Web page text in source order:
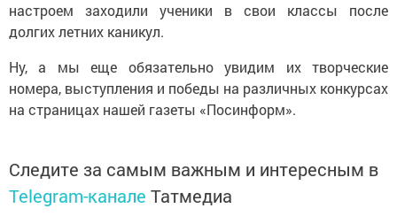
настроем заходили ученики в свои классы после
долгих летних каникул.
Ну, а мы еще обязательно увидим их творческие
номера, выступления и победы на различных конкурсах
на страницах нашей газеты «Посинформ».
Следите за самым важным и интересным в
Telegram-канале Татмедиа